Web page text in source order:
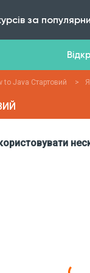
за
to Java Стартовий >